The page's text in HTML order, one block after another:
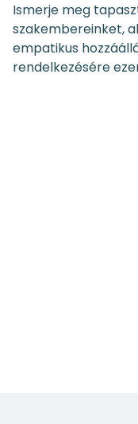
Ismerje meg
szakembereinket,
empatikus
rendelkezésére